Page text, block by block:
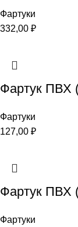
Фартуки
332,00 ₽
Фартук ПВХ
Фартуки
127,00 ₽
Фартук ПВХ
Фартуки